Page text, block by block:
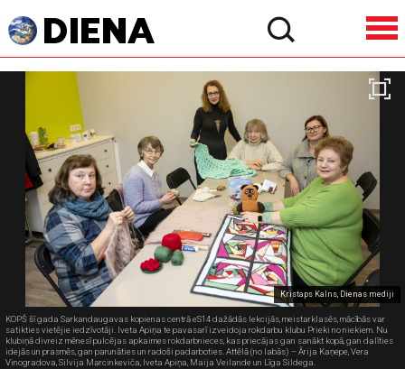
Kristaps Kalns, Dienas mediji
KOPŠ šī gada Sarkandaugavas kopienas centrā eS14 dažādās lekcijās, meistarklasēs, mācībās var
satikties vietējie iedzīvotāji. Iveta Apiņa te pavasarī izveidoja rokdarbu klubu Prieki no niekiem. Nu
klubiņā divreiz mēnesī pulcējas apkaimes rokdarbnieces, kas priecājas gan sanākt kopā, gan dalīties
idejās un prasmēs, gan parunāties un radoši padarboties. Attēlā (no labās) – Ārija Kaņepe, Vera
Vinogradova, Silvija Marcinkeviča, Iveta Apiņa, Maija Veilande un Līga Sildega.